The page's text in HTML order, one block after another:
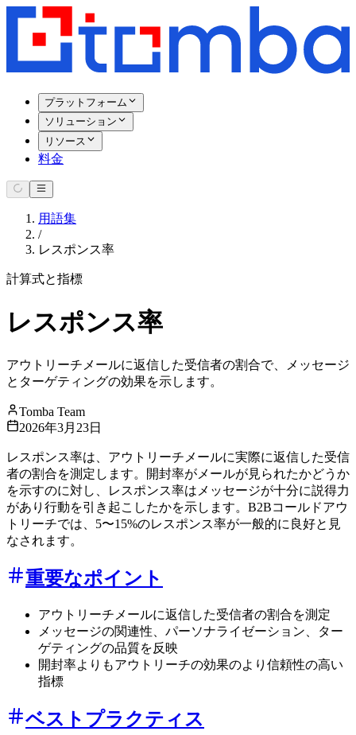
プラットフォーム
ソリューション
リソース
料金
用語集
/
レスポンス率
計算式と指標
レスポンス率
アウトリーチメールに返信した受信者の割合で、メッセージ
とターゲティングの効果を示します。
Tomba Team
2026年3月23日
レスポンス率は、アウトリーチメールに実際に返信した受信
者の割合を測定します。開封率がメールが見られたかどうか
を示すのに対し、レスポンス率はメッセージが十分に説得力
があり行動を引き起こしたかを示します。B2Bコールドアウ
トリーチでは、5〜15%のレスポンス率が一般的に良好と見
なされます。
重要なポイント
アウトリーチメールに返信した受信者の割合を測定
メッセージの関連性、パーソナライゼーション、ター
ゲティングの品質を反映
開封率よりもアウトリーチの効果のより信頼性の高い
指標
ベストプラクティス